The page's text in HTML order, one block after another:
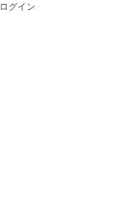
ログイン